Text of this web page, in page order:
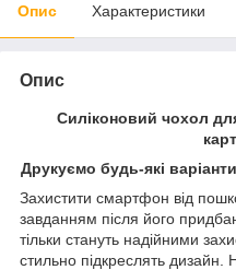
Опис Характеристики
Опис
Силіконовий чохол
Друкуємо будь-які
Захистити смартфон від
завданням після його
тільки стануть надійними
стильно підкреслять